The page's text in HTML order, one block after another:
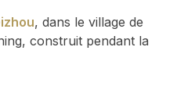
, dans le village de
construit pendant la